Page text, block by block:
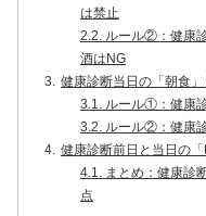
は禁止
2.2. ルール②：健康
酒はNG
3. 健康診断当日の「朝食
3.1. ルール①：健康
3.2. ルール②：健康
4. 健康診断前日と当日の
4.1. まとめ：健康診
点